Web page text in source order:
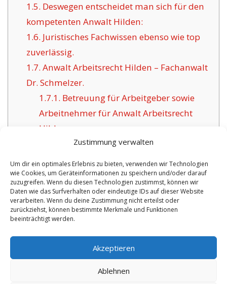
Zustimmung verwalten
Um dir ein optimales Erlebnis zu bieten, verwenden wir Technologien
wie Cookies, um Geräteinformationen zu speichern und/oder darauf
zuzugreifen. Wenn du diesen Technologien zustimmst, können wir
Daten wie das Surfverhalten oder eindeutige IDs auf dieser Website
verarbeiten. Wenn du deine Zustimmung nicht erteilst oder
zurückziehst, können bestimmte Merkmale und Funktionen
beeinträchtigt werden.
Akzeptieren
Ablehnen
1.5. Deswegen entscheidet man sich für den
kompetenten Anwalt Hilden:
1.6. Juristisches Fachwissen ebenso wie top
zuverlässig.
1.7. Anwalt Arbeitsrecht Hilden – Fachanwalt
Dr. Schmelzer.
1.7.1. Betreuung für Arbeitgeber sowie
Arbeitnehmer für Anwalt Arbeitsrecht
Hilden.
VORHERIGER ARTIKEL
Hallo Welt!
NÄCHSTER ARTIKEL
Rechtsanwalt
Kaisersesch Experte